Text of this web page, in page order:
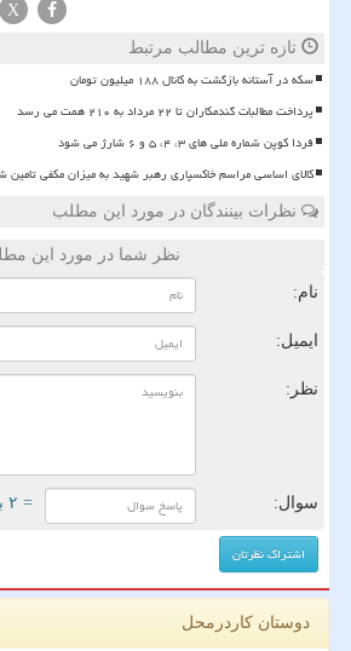
X
تازه ترین مطالب مرتبط
سکه در آستانه بازگشت به کانال ۱۸۸ میلیون تومان
پرداخت مطالبات گندمکاران تا ۲۲ مرداد به ۲۱۰ همت می رسد
فردا کوپن شماره ملی های ۳، ۴، ۵ و ۶ شارژ می شود
کالای اساسی مراسم خاکسپاری رهبر شهید به میزان مکفی تامین
نظرات بینندگان در مورد این مطلب
نظر شما در مورد این
نام:
ایمیل:
نظر:
سوال: = ۲ بعلاوه ۳
دوستان کاردرمحل